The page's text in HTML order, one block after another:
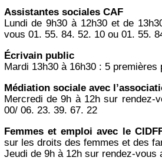
Assistantes sociales CAF
Lundi de 9h30 à 12h30 et de
vous 01. 55. 84. 52. 10 ou 01. 55.
Écrivain public
Mardi 13h30 à 16h30 : 5 premières
Médiation sociale avec
Mercredi de 9h à 12h sur rendez-
00/ 06. 23. 39. 67. 22
Femmes et emploi avec le
sur les droits des femmes et des
Jeudi de 9h à 12h sur rendez-vous